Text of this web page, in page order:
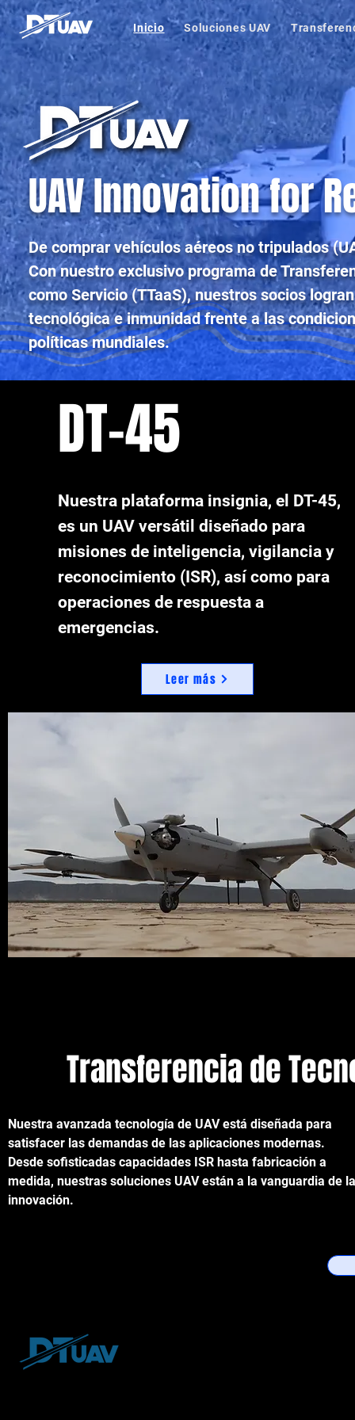
Inicio Soluciones UAV
UAV Innovation for
De comprar vehículos aéreos no tripulados
Con nuestro exclusivo programa de
como Servicio (TTaaS), nuestros socios
tecnológica e inmunidad frente a las
políticas mundiales.
DT-45
Nuestra plataforma insignia, el DT-45,
es un UAV versátil diseñado para
misiones de inteligencia, vigilancia y
reconocimiento (ISR), así como para
operaciones de respuesta a
emergencias.
Leer más
Transferencia de
Nuestra avanzada tecnología de UAV está diseñada para
satisfacer las demandas de las aplicaciones modernas.
Desde sofisticadas capacidades ISR hasta fabricación a
medida, nuestras soluciones UAV están a la vanguardia de la
innovación.